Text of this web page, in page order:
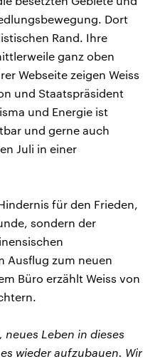
Dort
Rand. Ihre
ganz oben
Webseite zeigen Weiss
und Staatspräsident
und Energie ist
und gerne auch
Juli in einer
für den Frieden,
sondern der
Ausflug zum neuen
Büro erzählt Weiss von
neues Leben in dieses
wieder aufzubauen. Wir